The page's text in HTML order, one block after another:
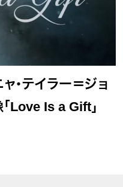
・テイラー＝ジョ
Love Is a Gift」